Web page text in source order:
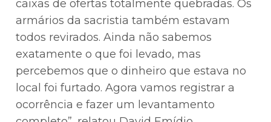
caixas de ofertas totalmente quebradas. Os
armários da sacristia também estavam
todos revirados. Ainda não sabemos
exatamente o que foi levado, mas
percebemos que o dinheiro que estava no
local foi furtado. Agora vamos registrar a
ocorrência e fazer um levantamento